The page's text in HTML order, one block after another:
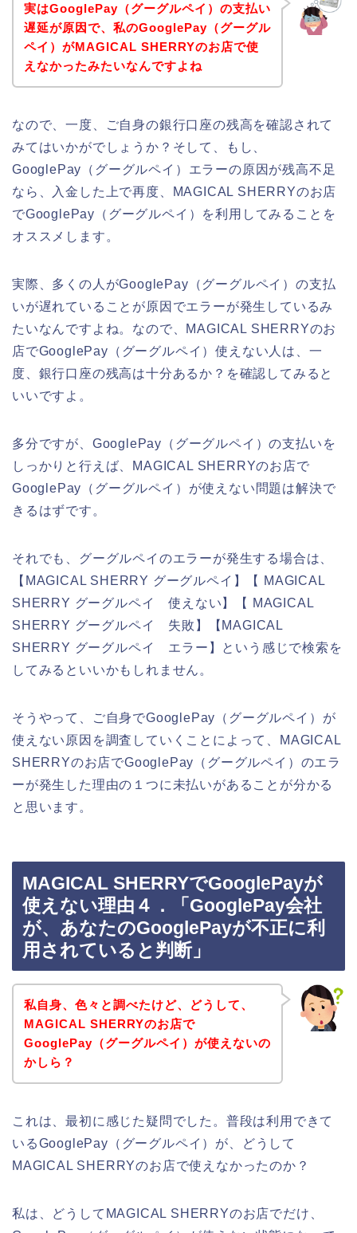
実はGooglePay（グーグルペイ）の支払い
遅延が原因で、私のGooglePay（グーグル
ペイ）がMAGICAL SHERRYのお店で使
えなかったみたいなんですよね
なので、一度、ご自身の銀行口座の残高を確認されて
みてはいかがでしょうか？そして、もし、
GooglePay（グーグルペイ）エラーの原因が残高不足
なら、入金した上で再度、MAGICAL SHERRYのお店
でGooglePay（グーグルペイ）を利用してみることを
オススメします。
実際、多くの人がGooglePay（グーグルペイ）の支払
いが遅れていることが原因でエラーが発生しているみ
たいなんですよね。なので、MAGICAL SHERRYのお
店でGooglePay（グーグルペイ）使えない人は、一
度、銀行口座の残高は十分あるか？を確認してみると
いいですよ。
多分ですが、GooglePay（グーグルペイ）の支払いを
しっかりと行えば、MAGICAL SHERRYのお店で
GooglePay（グーグルペイ）が使えない問題は解決で
きるはずです。
それでも、グーグルペイのエラーが発生する場合は、
【MAGICAL SHERRY グーグルペイ】【 MAGICAL
SHERRY グーグルペイ 使えない】【 MAGICAL
SHERRY グーグルペイ 失敗】【MAGICAL
SHERRY グーグルペイ エラー】という感じで検索を
してみるといいかもしれません。
そうやって、ご自身でGooglePay（グーグルペイ）が
使えない原因を調査していくことによって、MAGICAL
SHERRYのお店でGooglePay（グーグルペイ）のエラ
ーが発生した理由の１つに未払いがあることが分かる
と思います。
MAGICAL SHERRYでGooglePayが
使えない理由４．「GooglePay会社
が、あなたのGooglePayが不正に利
用されていると判断」
私自身、色々と調べたけど、どうして、
MAGICAL SHERRYのお店で
GooglePay（グーグルペイ）が使えないの
かしら？
これは、最初に感じた疑問でした。普段は利用できて
いるGooglePay（グーグルペイ）が、どうして
MAGICAL SHERRYのお店で使えなかったのか？
私は、どうしてMAGICAL SHERRYのお店でだけ、